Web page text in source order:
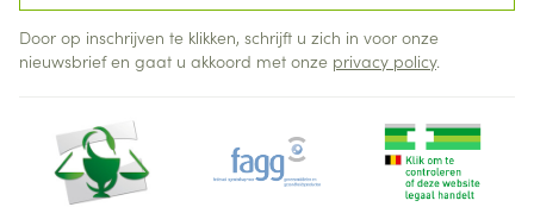
Door op inschrijven te klikken, schrijft u zich in voor onze
nieuwsbrief en gaat u akkoord met onze privacy policy.